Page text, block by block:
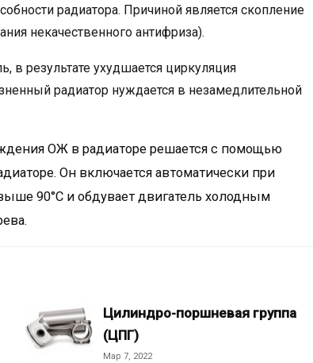
радиатора. Причиной является скопление
некачественного антифриза).
в результате ухудшается циркуляция
радиатор нуждается в незамедлительной
ОЖ в радиаторе решается с помощью
Он включается автоматически при
90°C и обдувает двигатель холодным
Цилиндро-поршневая группа
(ЦПГ)
Мар 7, 2022